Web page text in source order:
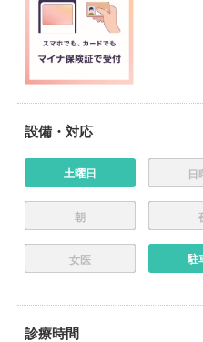
設備・対応
土曜日 日
朝
女医 駐
診療時間